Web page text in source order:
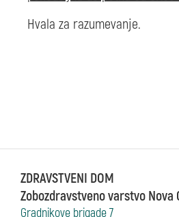
Hvala za razumevanje.
ZDRAVSTVENI DOM
Zobozdravstveno varstvo Nova
Gradnikove brigade 7